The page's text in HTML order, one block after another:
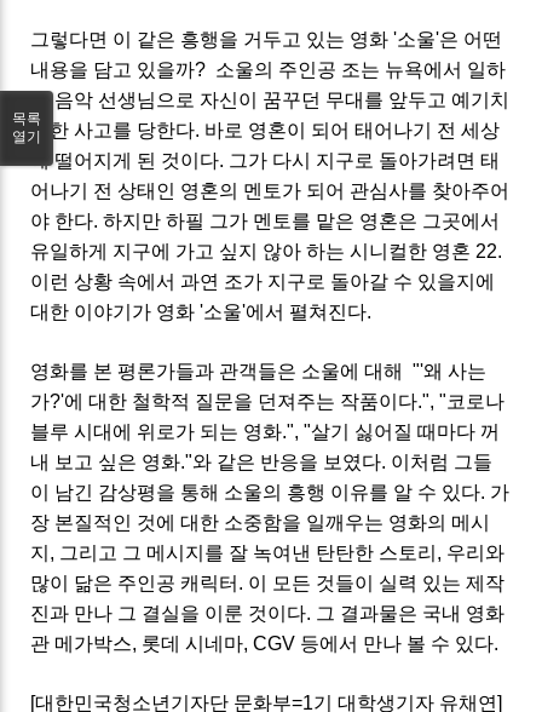
그렇다면 이 같은 흥행을 거두고 있는 영화 '소울'은 어떤
내용을 담고 있을까? 소울의 주인공 조는 뉴욕에서 일하
는 음악 선생님으로 자신이 꿈꾸던 무대를 앞두고 예기치
못한 사고를 당한다. 바로 영혼이 되어 태어나기 전 세상
에 떨어지게 된 것이다. 그가 다시 지구로 돌아가려면 태
어나기 전 상태인 영혼의 멘토가 되어 관심사를 찾아주어
야 한다. 하지만 하필 그가 멘토를 맡은 영혼은 그곳에서
유일하게 지구에 가고 싶지 않아 하는 시니컬한 영혼 22.
이런 상황 속에서 과연 조가 지구로 돌아갈 수 있을지에
대한 이야기가 영화 '소울'에서 펼쳐진다.
영화를 본 평론가들과 관객들은 소울에 대해 "'왜 사는
가?'에 대한 철학적 질문을 던져주는 작품이다.", "코로나
블루 시대에 위로가 되는 영화.", "살기 싫어질 때마다 꺼
내 보고 싶은 영화."와 같은 반응을 보였다. 이처럼 그들
이 남긴 감상평을 통해 소울의 흥행 이유를 알 수 있다. 가
장 본질적인 것에 대한 소중함을 일깨우는 영화의 메시
지, 그리고 그 메시지를 잘 녹여낸 탄탄한 스토리, 우리와
많이 닮은 주인공 캐릭터. 이 모든 것들이 실력 있는 제작
진과 만나 그 결실을 이룬 것이다. 그 결과물은 국내 영화
관 메가박스, 롯데 시네마, CGV 등에서 만나 볼 수 있다.
[대한민국청소년기자단 문화부=1기 대학생기자 유채연]
목록
열기